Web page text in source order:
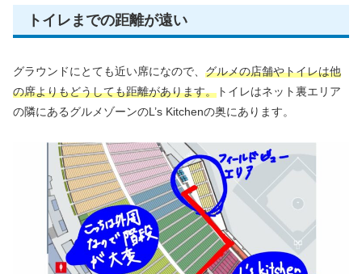
トイレまでの距離が遠い
グラウンドにとても近い席になので、 グルメの店舗やトイレは他
の席よりもどうしても距離があります。 トイレはネット裏エリア
の隣にあるグルメゾーンのL’s Kitchenの奥にあります。